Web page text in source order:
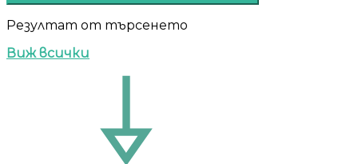
Резултат от търсенето
Виж всички